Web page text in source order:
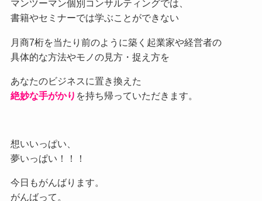
マンツーマン個別コンサルティングでは、
書籍やセミナーでは学ぶことができない
月商7桁を当たり前のように築く起業家や経営者の
具体的な方法やモノの見方・捉え方を
あなたのビジネスに置き換えた
絶妙な手がかり を持ち帰っていただきます。
想いいっぱい、
夢いっぱい！！！
今日もがんばります。
がんばって。